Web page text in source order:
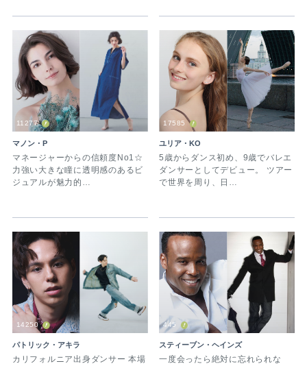
11277
マノン・P
マネージャーからの信頼度No1☆
力強い大きな瞳に透明感のあるビ
ジュアルが魅力的…
17585
ユリア・KO
5歳からダンス初め、9歳でバレエ
ダンサーとしてデビュー。 ツアー
で世界を周り、日…
14250
パトリック・アキラ
カリフォルニア出身ダンサー 本場
445
スティーブン・ヘインズ
一度会ったら絶対に忘れられな